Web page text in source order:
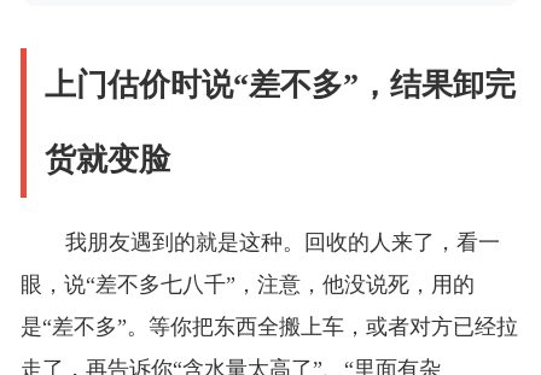
上门估价时说“差不多”，结果卸完
货就变脸
我朋友遇到的就是这种。回收的人来了，看一
眼，说“差不多七八千”，注意，他没说死，用的
是“差不多”。等你把东西全搬上车，或者对方已经拉
走了，再告诉你“含水量太高了”、“里面有杂